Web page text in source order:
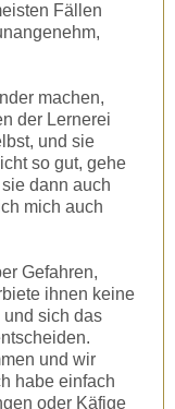
Fällen
machen,
der Lernerei
und sie
so gut, gehe
dann auch
mich auch
Gefahren,
ihnen keine
und sich das
und wir
habe einfach
oder Käfige